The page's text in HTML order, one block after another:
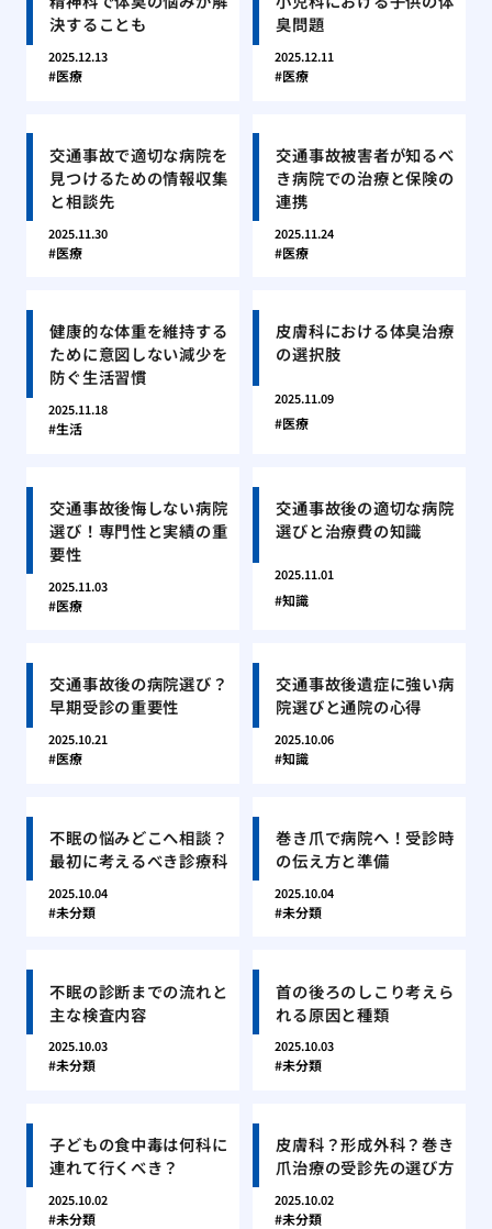
決することも
2025.12.13
医療
臭問題
2025.12.11
医療
交通事故で適切な病院を
見つけるための情報収集
と相談先
2025.11.30
医療
交通事故被害者が知るべ
き病院での治療と保険の
連携
2025.11.24
医療
健康的な体重を維持する
ために意図しない減少を
防ぐ生活習慣
2025.11.18
生活
皮膚科における体臭治療
の選択肢
2025.11.09
医療
交通事故後悔しない病院
選び！専門性と実績の重
要性
2025.11.03
医療
交通事故後の適切な病院
選びと治療費の知識
2025.11.01
知識
交通事故後の病院選び？
早期受診の重要性
2025.10.21
医療
交通事故後遺症に強い病
院選びと通院の心得
2025.10.06
知識
不眠の悩みどこへ相談？
最初に考えるべき診療科
2025.10.04
未分類
巻き爪で病院へ！受診時
の伝え方と準備
2025.10.04
未分類
不眠の診断までの流れと
主な検査内容
2025.10.03
未分類
首の後ろのしこり考えら
れる原因と種類
2025.10.03
未分類
子どもの食中毒は何科に
連れて行くべき？
2025.10.02
未分類
皮膚科？形成外科？巻き
爪治療の受診先の選び方
2025.10.02
未分類